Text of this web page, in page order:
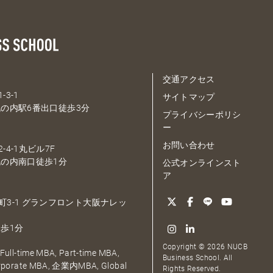
3-1
内駅6番出口徒歩3分
4-1丸ビル7F
内南口徒歩1分
3-1 グランフロント大阪ナレッ
1分
time MBA, Part-time MBA,
MBA, 企業内MBA, Global
交通アクセス
サイトマップ
プライバシーポリシ
ー
お問い合わせ
公式オンラインスト
ア
Copyright © 2026 NUCB
Business School. All
Rights Reserved.